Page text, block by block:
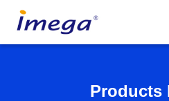
Products